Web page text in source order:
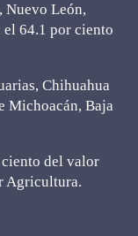
Nuevo León,
el 64.1 por ciento
Chihuahua
Michoacán, Baja
ciento del valor
Agricultura.